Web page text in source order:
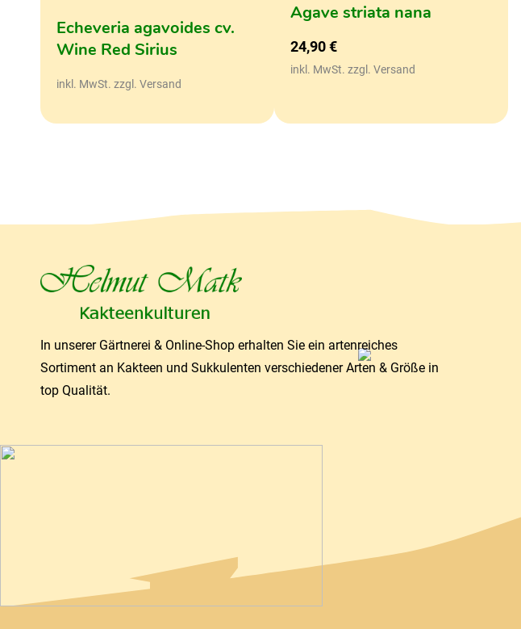
Echeveria agavoides cv.
Wine Red Sirius
inkl. MwSt. zzgl. Versand
Agave striata nana
24,90€
inkl. MwSt. zzgl. Versand
In unserer Gärtnerei & Online-Shop erhalten Sie ein artenreiches
Sortiment an Kakteen und Sukkulenten verschiedener Arten & Größe in
top Qualität.